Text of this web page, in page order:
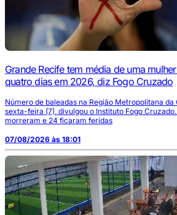
Grande Recife tem média de uma
quatro dias em 2026, diz Fogo Cruzado
Número de baleadas na Região Metropolitana da
sexta-feira (7), divulgou o Instituto Fogo
morreram e 24 ficaram feridas
07/08/2026 às 18:01